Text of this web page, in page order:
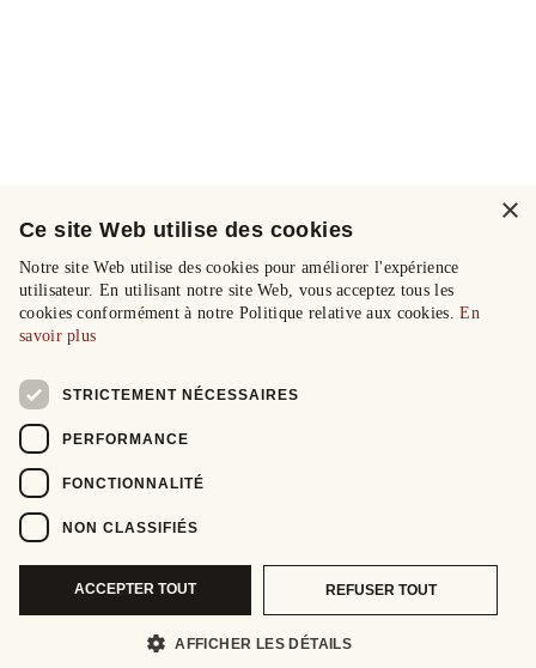
×
Ce site Web utilise des cookies
Notre site Web utilise des cookies pour améliorer l'expérience
utilisateur. En utilisant notre site Web, vous acceptez tous les
cookies conformément à notre Politique relative aux cookies.En
savoir plus
STRICTEMENT NÉCESSAIRES
PERFORMANCE
FONCTIONNALITÉ
NON CLASSIFIÉS
ACCEPTER TOUT REFUSER TOUT
AFFICHER LES DÉTAILS